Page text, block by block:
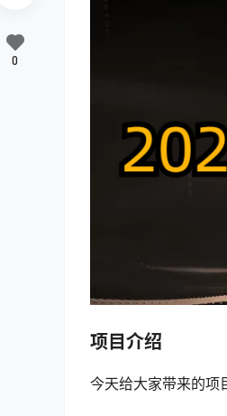
项目介绍
今天给大家带来的项
0